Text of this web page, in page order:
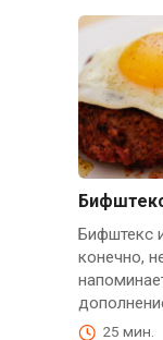
Бифштекс
конечно,
25 мин.